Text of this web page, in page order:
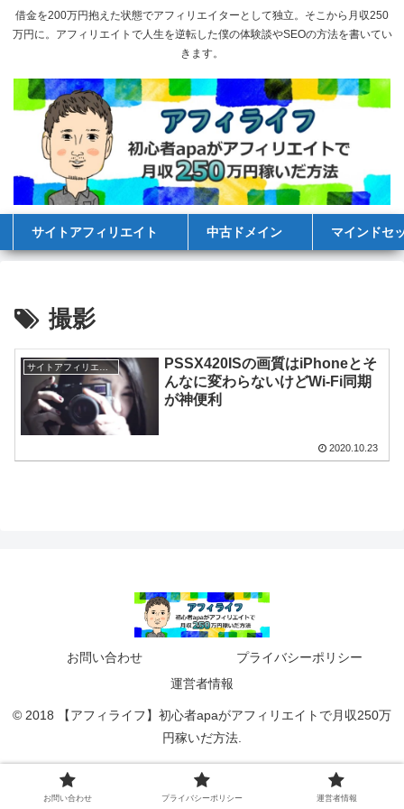
借金を200万円抱えた状態でアフィリエイターとして独立。そこから月収250
万円に。アフィリエイトで人生を逆転した僕の体験談やSEOの方法を書いてい
きます。
サイトアフィリエイト 中古ドメイン マインドセ
撮影
サイトアフィリエイト
PSSX420ISの画質はiPhoneとそ
んなに変わらないけどWi-Fi同期
が神便利
2020.10.23
お問い合わせ
プライバシーポリシー
運営者情報
© 2018 【アフィライフ】初心者apaがアフィリエイトで月収250万
円稼いだ方法.
お問い合わせ プライバシーポリシー 運営者情報